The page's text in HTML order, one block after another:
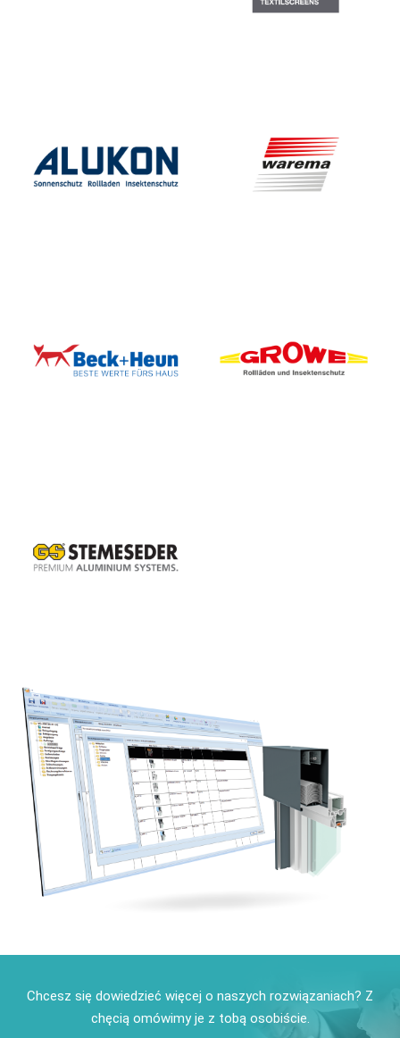
Chcesz się dowiedzieć więcej o naszych rozwiązaniach? Z
chęcią omówimy je z tobą osobiście.